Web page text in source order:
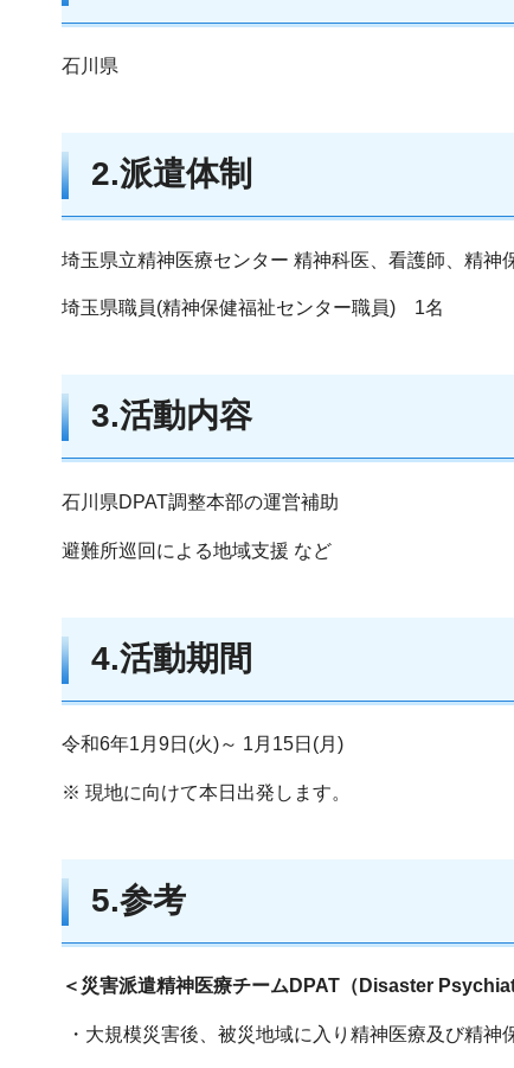
石川県
2.派遣体制
埼玉県立精神医療センター 精神科医、看護師、精
埼玉県職員(精神保健福祉センター職員)
3.活動内容
石川県DPAT調整本部の運営補助
避難所巡回による地域支援 など
4.活動期間
令和6年1月9日(火)～ 1月15日(月)
※ 現地に向けて本日出発します。
5.参考
＜災害派遣精神医療チームDPAT（Disaster
・大規模災害後、被災地域に入り精神医療及び精神